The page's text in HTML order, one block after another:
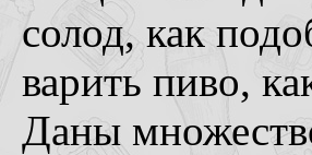
солод, как
варить пиво,
Даны